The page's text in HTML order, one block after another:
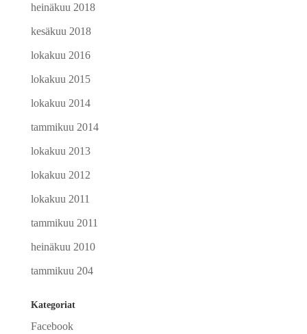
heinäkuu 2018
kesäkuu 2018
lokakuu 2016
lokakuu 2015
lokakuu 2014
tammikuu 2014
lokakuu 2013
lokakuu 2012
lokakuu 2011
tammikuu 2011
heinäkuu 2010
tammikuu 204
Kategoriat
Facebook